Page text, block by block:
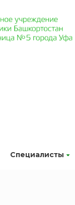
Специалисты